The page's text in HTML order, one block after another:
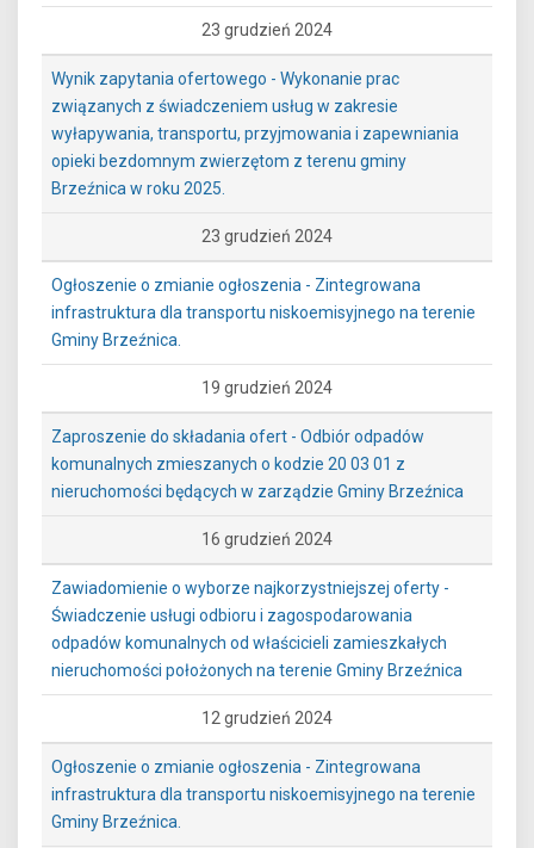
23 grudzień 2024
Wynik zapytania ofertowego - Wykonanie prac
związanych z świadczeniem usług w zakresie
wyłapywania, transportu, przyjmowania i zapewniania
opieki bezdomnym zwierzętom z terenu gminy
Brzeźnica w roku 2025.
23 grudzień 2024
Ogłoszenie o zmianie ogłoszenia - Zintegrowana
infrastruktura dla transportu niskoemisyjnego na terenie
Gminy Brzeźnica.
19 grudzień 2024
Zaproszenie do składania ofert - Odbiór odpadów
komunalnych zmieszanych o kodzie 20 03 01 z
nieruchomości będących w zarządzie Gminy Brzeźnica
16 grudzień 2024
Zawiadomienie o wyborze najkorzystniejszej oferty -
Świadczenie usługi odbioru i zagospodarowania
odpadów komunalnych od właścicieli zamieszkałych
nieruchomości położonych na terenie Gminy Brzeźnica
12 grudzień 2024
Ogłoszenie o zmianie ogłoszenia - Zintegrowana
infrastruktura dla transportu niskoemisyjnego na terenie
Gminy Brzeźnica.